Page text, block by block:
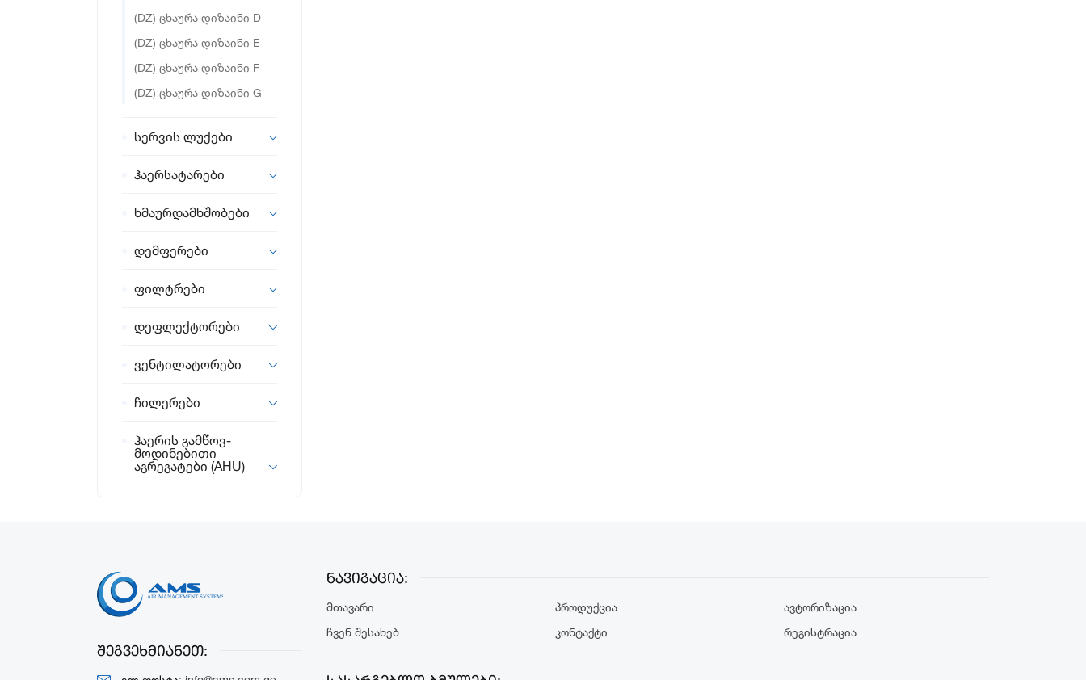
(DZ) ცხაურა დიზაინი D
(DZ) ცხაურა დიზაინი E
(DZ) ცხაურა დიზაინი F
(DZ) ცხაურა დიზაინი G
სერვის ლუქები
ჰაერსატარები
ხმაურდამხშობები
დემფერები
ფილტრები
დეფლექტორები
ვენტილატორები
ჩილერები
ჰაერის გამწოვ-
მოდინებითი
აგრეგატები (AHU)
შეგვეხმიანეთ:
ნავიგაცია:
Მთავარი
Ჩვენ Შესახებ
Პროდუქცია
Კონტაქტი
Ავტორიზაცია
Რეგისტრაცია